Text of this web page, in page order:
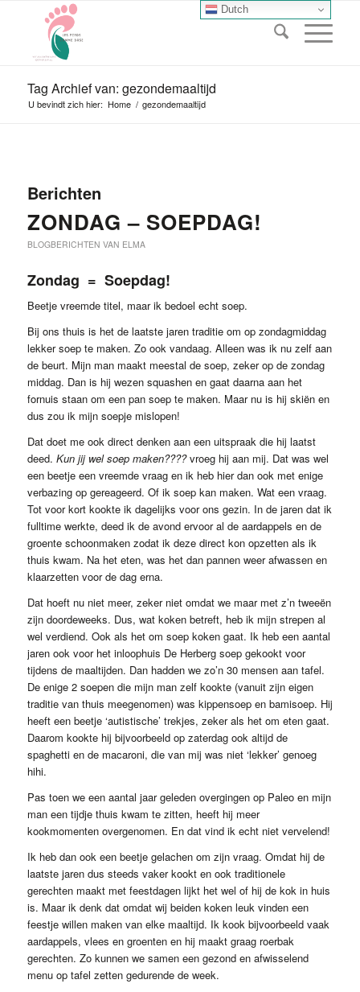
Tag Archief van: gezondemaaltijd
U bevindt zich hier: Home / gezondemaaltijd
Berichten
ZONDAG – SOEPDAG!
BLOGBERICHTEN VAN ELMA
Zondag = Soepdag!
Beetje vreemde titel, maar ik bedoel echt soep.
Bij ons thuis is het de laatste jaren traditie om op zondagmiddag
lekker soep te maken. Zo ook vandaag. Alleen was ik nu zelf aan
de beurt. Mijn man maakt meestal de soep, zeker op de zondag
middag. Dan is hij wezen squashen en gaat daarna aan het
fornuis staan om een pan soep te maken. Maar nu is hij skiën en
dus zou ik mijn soepje mislopen!
Dat doet me ook direct denken aan een uitspraak die hij laatst
deed. Kun jij wel soep maken????vroeg hij aan mij. Dat was wel
een beetje een vreemde vraag en ik heb hier dan ook met enige
verbazing op gereageerd. Of ik soep kan maken. Wat een vraag.
Tot voor kort kookte ik dagelijks voor ons gezin. In de jaren dat ik
fulltime werkte, deed ik de avond ervoor al de aardappels en de
groente schoonmaken zodat ik deze direct kon opzetten als ik
thuis kwam. Na het eten, was het dan pannen weer afwassen en
klaarzetten voor de dag erna.
Dat hoeft nu niet meer, zeker niet omdat we maar met z’n tweeën
zijn doordeweeks. Dus, wat koken betreft, heb ik mijn strepen al
wel verdiend. Ook als het om soep koken gaat. Ik heb een aantal
jaren ook voor het inloophuis De Herberg soep gekookt voor
tijdens de maaltijden. Dan hadden we zo’n 30 mensen aan tafel.
De enige 2 soepen die mijn man zelf kookte (vanuit zijn eigen
traditie van thuis meegenomen) was kippensoep en bamisoep. Hij
heeft een beetje ‘autistische’ trekjes, zeker als het om eten gaat.
Daarom kookte hij bijvoorbeeld op zaterdag ook altijd de
spaghetti en de macaroni, die van mij was niet ‘lekker’ genoeg
hihi.
Pas toen we een aantal jaar geleden overgingen op Paleo en mijn
man een tijdje thuis kwam te zitten, heeft hij meer
kookmomenten overgenomen. En dat vind ik echt niet vervelend!
Ik heb dan ook een beetje gelachen om zijn vraag. Omdat hij de
laatste jaren dus steeds vaker kookt en ook traditionele
gerechten maakt met feestdagen lijkt het wel of hij de kok in huis
is. Maar ik denk dat omdat wij beiden koken leuk vinden een
feestje willen maken van elke maaltijd. Ik kook bijvoorbeeld vaak
aardappels, vlees en groenten en hij maakt graag roerbak
gerechten. Zo kunnen we samen een gezond en afwisselend
menu op tafel zetten gedurende de week.
Dutch